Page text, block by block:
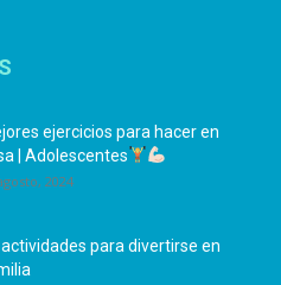
ejercicios para hacer en
| Adolescentes
2024
para divertirse en